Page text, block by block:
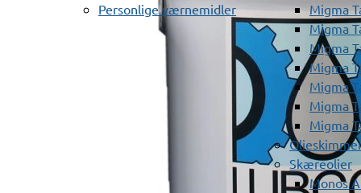
Personlige værnemidler
Migma
Migma
Migma
Migma
Migma
Migma
Migma
Skæreolier
Monos